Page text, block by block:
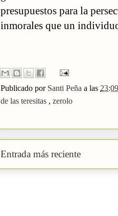
presupuestos para la
inmorales que un
Publicado por Santi Peña a las 23:09
de las teresitas , zerolo
Entrada más reciente